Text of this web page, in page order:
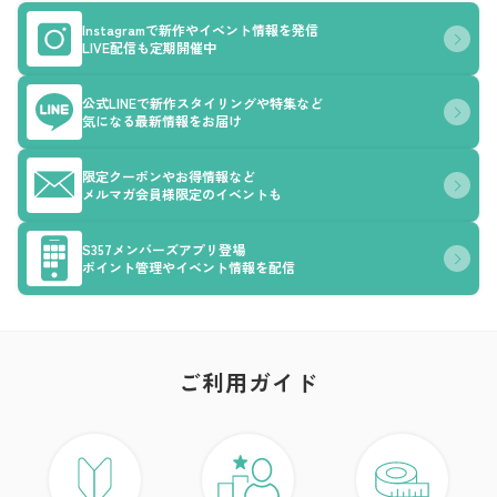
Instagramで新作やイベント情報を発信
LIVE配信も定期開催中
公式LINEで新作スタイリングや特集など
気になる最新情報をお届け
限定クーポンやお得情報など
メルマガ会員様限定のイベントも
S357メンバーズアプリ登場
ポイント管理やイベント情報を配信
ご利用ガイド